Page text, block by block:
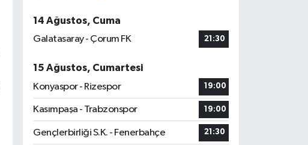
14 Ağustos, Cuma
Galatasaray - Çorum FK
21:30
15 Ağustos, Cumartesi
Konyaspor - Rizespor
19:00
Kasımpaşa - Trabzonspor 19:00
Gençlerbirliği S.K. - Fenerbahçe 21:30